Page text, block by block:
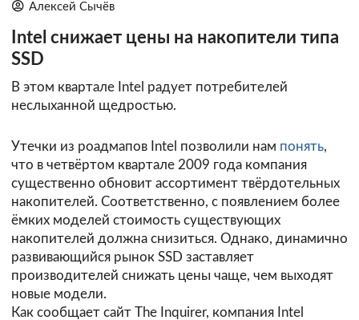
Алексей Сычёв
Intel снижает цены на накопители типа
SSD
В этом квартале Intel радует потребителей
неслыханной щедростью.
Утечки из роадмапов Intel позволили нам понять,
что в четвёртом квартале 2009 года компания
существенно обновит ассортимент твёрдотельных
накопителей. Соответственно, с появлением более
ёмких моделей стоимость существующих
накопителей должна снизиться. Однако, динамично
развивающийся рынок SSD заставляет
производителей снижать цены чаще, чем выходят
новые модели.
Как сообщает сайт The Inquirer, компания Intel